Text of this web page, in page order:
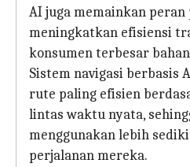
AI juga memainkan
meningkatkan efisiensi
konsumen terbesar
Sistem navigasi berbasis
rute paling efisien
lintas waktu nyata,
menggunakan lebih
perjalanan mereka.